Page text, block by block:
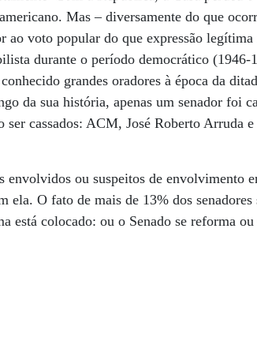
Mas – diversamente do que
ao voto popular do que expressão legítima
durante o período democrático (1946-
grandes oradores à época da
da sua história, apenas um senador foi
cassados: ACM, José Roberto Arruda e
envolvidos ou suspeitos de envolvimento
ela. O fato de mais de 13% dos senadores
está colocado: ou o Senado se reforma